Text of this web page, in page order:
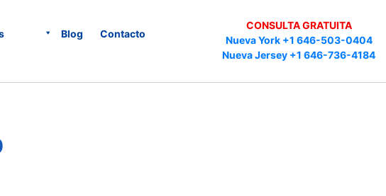
Blog Contacto
CONSULTA GRATUITA
Nueva York +1 646-503-0404
Nueva Jersey +1 646-736-4184